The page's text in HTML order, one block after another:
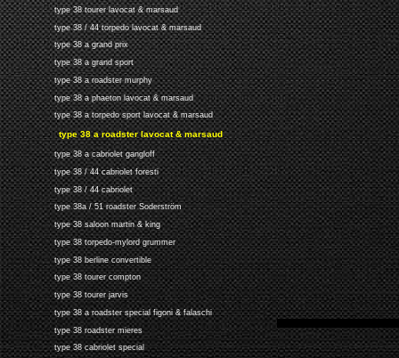
type 38 tourer lavocat & marsaud
type 38 / 44 torpedo lavocat & marsaud
type 38 a grand prix
type 38 a grand sport
type 38 a roadster murphy
type 38 a phaeton lavocat & marsaud
type 38 a torpedo sport lavocat & marsaud
type 38 a roadster lavocat & marsaud
type 38 a cabriolet gangloff
type 38 / 44 cabriolet foresti
type 38 / 44 cabriolet
type 38a / 51 roadster Soderström
type 38 saloon martin & king
type 38 torpedo-mylord grummer
type 38 berline convertible
type 38 tourer compton
type 38 tourer jarvis
type 38 a roadster special figoni & falaschi
type 38 roadster mieres
type 38 cabriolet special